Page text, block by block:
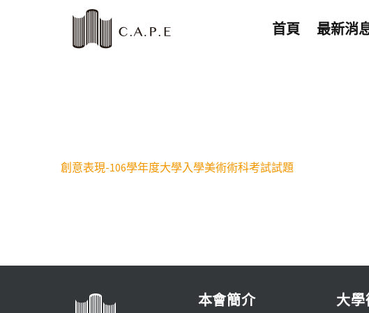
首頁 最新消
創意表現-106學年度大學入學美術術科考試試題
本會簡介
大